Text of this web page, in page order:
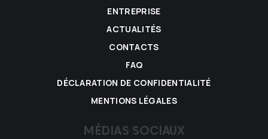
ENTREPRISE
ACTUALITÉS
CONTACTS
FAQ
DÉCLARATION DE CONFIDENTIALITÉ
MENTIONS LÉGALES
MÉDIAS SOCIAUX